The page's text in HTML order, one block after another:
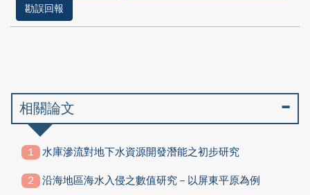
勘誤回報
相關論文
水庫滲流對地下水資源開發潛能之初步研究
沿海地區海水入侵之數值研究－以屏東平原為例